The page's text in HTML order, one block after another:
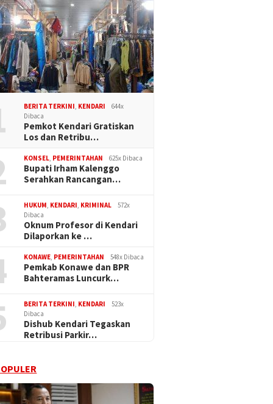
BERITA TERKINI KENDARI
644x
Dibaca
Pemkot Kendari Gratiskan
Los dan Retribu…
KONSEL PEMERINTAHAN 625x Dibaca
Bupati Irham Kalenggo
Serahkan Rancangan…
HUKUM KENDARI KRIMINAL
572x
Dibaca
Oknum Profesor di Kendari
Dilaporkan ke …
KONAWE PEMERINTAHAN 548x Dibaca
Pemkab Konawe dan BPR
Bahteramas Luncurk…
BERITA TERKINI KENDARI
523x
Dibaca
Dishub Kendari Tegaskan
Retribusi Parkir…